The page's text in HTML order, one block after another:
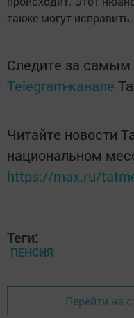
также могут
Следите за
Telegram-канале
Читайте новости
национальном
https://max.ru/
Теги:
ПЕНСИЯ
Перейти на